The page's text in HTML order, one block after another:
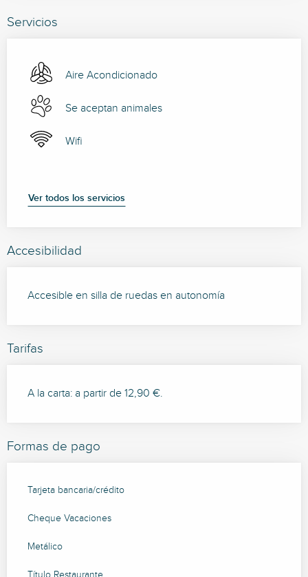
Servicios
Aire Acondicionado
Se aceptan animales
Wifi
Ver todos los servicios
Accesibilidad
Accesible en silla de ruedas en autonomía
Tarifas
A la carta: a partir de 12,90 €.
Formas de pago
Tarjeta bancaria/crédito
Cheque Vacaciones
Metálico